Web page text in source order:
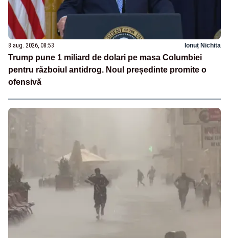
8 aug. 2026, 08:53 Ionuț Nichita
Trump pune 1 miliard de dolari pe masa Columbiei
pentru războiul antidrog. Noul președinte promite o
ofensivă